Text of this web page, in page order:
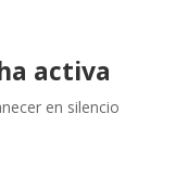
activa
en silencio